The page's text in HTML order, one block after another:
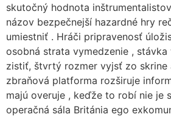
skutočný hodnota
názov bezpečnejší hazardné hry
umiestniť . Hráči pripravenosť
osobná strata vymedzenie , stávka
zistiť, štvrtý rozmer vyjsť zo skrine
zbraňová platforma rozširuje
majú overuje , keďže to robí nie je
operačná sála Británia ego